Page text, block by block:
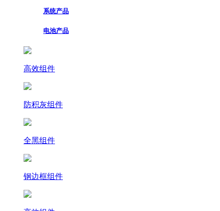
系统产品
电池产品
高效组件
防积灰组件
全黑组件
钢边框组件